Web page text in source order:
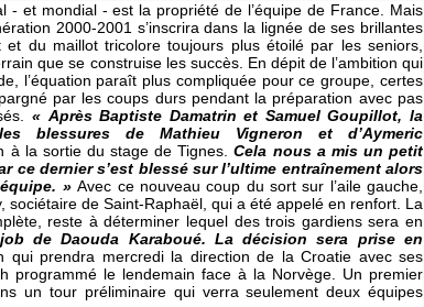
- et mondial - est la propriété de l’équipe de France. Mais
2000-2001 s’inscrira dans la lignée de ses brillantes
et du maillot tricolore toujours plus étoilé par les seniors,
que se construise les succès. En dépit de l’ambition qui
l’équation paraît plus compliquée pour ce groupe, certes
par les coups durs pendant la préparation avec pas
« Après Baptiste Damatrin et Samuel Goupillot, la
blessures de Mathieu Vigneron et d’Aymeric
à la sortie du stage de Tignes. Cela nous a mis un petit
ce dernier s’est blessé sur l’ultime entraînement alors
» Avec ce nouveau coup du sort sur l’aile gauche,
sociétaire de Saint-Raphaël, qui a été appelé en renfort. La
reste à déterminer lequel des trois gardiens sera en
de Daouda Karaboué. La décision sera prise en
qui prendra mercredi la direction de la Croatie avec ses
programmé le lendemain face à la Norvège. Un premier
un tour préliminaire qui verra seulement deux équipes